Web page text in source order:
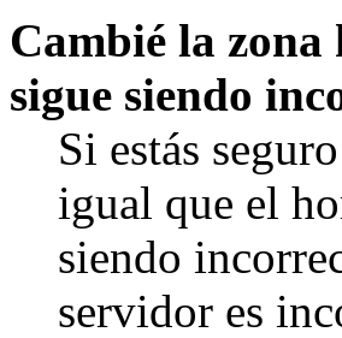
Cambié la
sigue siendo
Si estás
igual que el
siendo
servidor es